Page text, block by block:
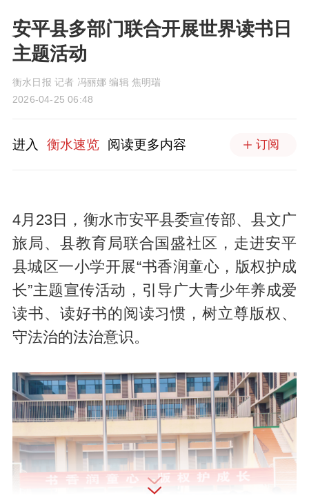
安平县多部门联合开展世界读书日
主题活动
衡水日报 记者 冯丽娜 编辑 焦明瑞
2026-04-25 06:48
进入 衡水速览 阅读更多内容 订阅
4月23日，衡水市安平县委宣传部、县文广
旅局、县教育局联合国盛社区，走进安平
县城区一小学开展“书香润童心，版权护成
长”主题宣传活动，引导广大青少年养成爱
读书、读好书的阅读习惯，树立尊版权、
守法治的法治意识。